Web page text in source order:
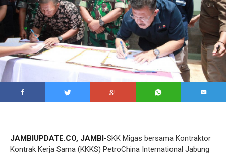
JAMBIUPDATE.CO, JAMBI-SKK Migas bersama Kontraktor
Kontrak Kerja Sama (KKKS) PetroChina International Jabung